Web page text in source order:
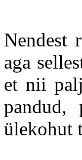
Nendest
aga
et nii
pandud,
ülekohut